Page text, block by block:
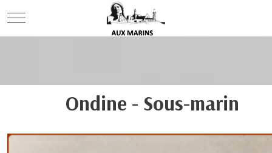
Mobile Menu Toggle
Ondine - Sous-marin